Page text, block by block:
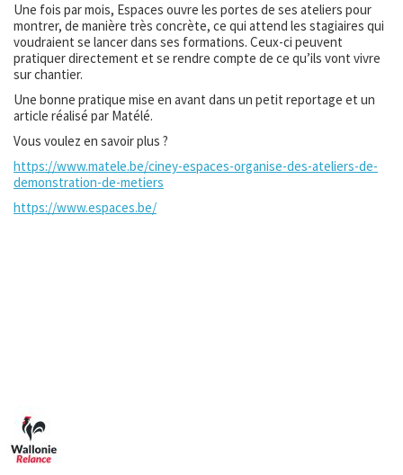
Une fois par mois, Espaces ouvre les portes de ses ateliers pour
montrer, de manière très concrète, ce qui attend les stagiaires qui
voudraient se lancer dans ses formations. Ceux-ci peuvent
pratiquer directement et se rendre compte de ce qu’ils vont vivre
sur chantier.
Une bonne pratique mise en avant dans un petit reportage et un
article réalisé par Matélé.
Vous voulez en savoir plus ?
https://www.matele.be/ciney-espaces-organise-des-ateliers-de-
demonstration-de-metiers
https://www.espaces.be/